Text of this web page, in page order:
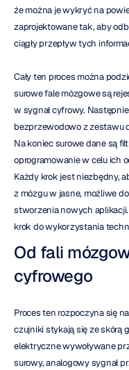
że można je wykryć na
zaprojektowane tak, aby
ciągły przepływ tych
Cały ten proces można
surowe fale mózgowe są
w sygnał cyfrowy.
bezprzewodowo z zestawu
Na koniec surowe dane są
oprogramowanie w celu ich
Każdy krok jest niezbędny,
z mózgu w jasne, możliwe
stworzenia nowych
krok do wykorzystania
Od fali
cyfrowego
Proces ten rozpoczyna się
czujniki stykają się ze skórą
elektryczne wywoływane
surowy, analogowy sygnał